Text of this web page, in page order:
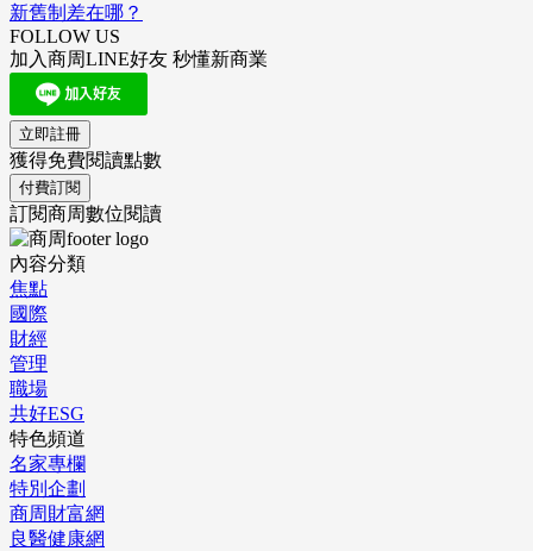
新舊制差在哪？
FOLLOW US
加入商周LINE好友 秒懂新商業
立即註冊
獲得免費閱讀點數
付費訂閱
訂閱商周數位閱讀
內容分類
焦點
國際
財經
管理
職場
共好ESG
特色頻道
名家專欄
特別企劃
商周財富網
良醫健康網